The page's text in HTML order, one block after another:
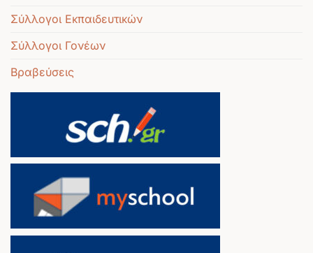
Σύλλογοι Εκπαιδευτικών
Σύλλογοι Γονέων
Βραβεύσεις